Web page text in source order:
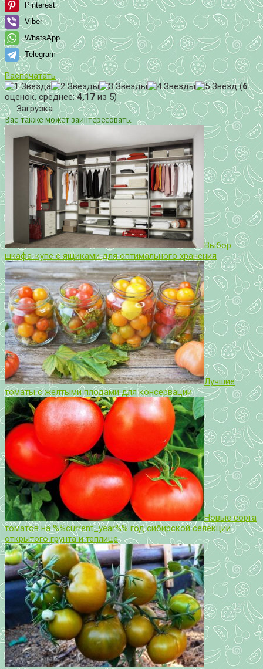
Pinterest
Viber
WhatsApp
Telegram
Распечатать
(6
оценок, среднее:4,17 из 5)
Загрузка...
Вас также может заинтересовать:
Выбор
шкафа-купе с ящиками для оптимального хранения
Лучшие
томаты с желтыми плодами для консервации
Новые сорта
томатов на %%current_year%% год сибирской селекции
открытого грунта и теплице